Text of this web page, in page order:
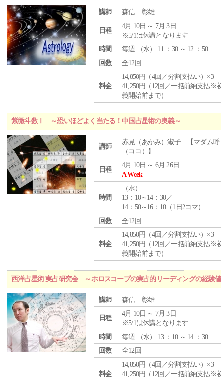
講師 森信 彰雄
日程
4月 10日 ～ 7月 3日
※5/1は休講となります
時間
毎週 （水） 11 ：30 ～ 12 ：50
回数
全12回
料金
14,850円（4回／分割支払い）×3
41,250円（12回／一括前納支払※
義開始前まで）
紫微斗数Ⅰ ～恐いほどよく当たる！中国占星術の奥義～
講師
赤見（あかみ）淑子 【マダム呼
（ココ）】
日程
4月 10日 ～ 6月 26日
A Week
時間
（水）
13：10～14：30／
14：50～16：10（1日2コマ）
回数
全12回
料金
14,850円（4回／分割支払い）×3
41,250円（12回／一括前納支払※
義開始前まで）
西洋占星術 実占研究会 ～ホロスコープの実占的リーディングの経験
講師 森信 彰雄
日程
4月 10日 ～ 7月 3日
※5/1は休講となります
時間
毎週 （水） 13 ：10 ～ 14 ：30
回数
全12回
料金
14,850円（4回／分割支払い）×3
41,250円（12回／一括前納支払※